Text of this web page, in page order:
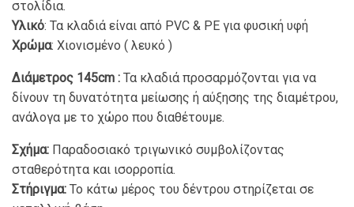
στολίδια.
Υλικό: Τα κλαδιά είναι από PVC & PE για φυσική υφή
Χρώμα: Χιονισμένο ( λευκό )
Διάμετρος 145cm : Τα κλαδιά προσαρμόζονται για να
δίνουν τη δυνατότητα μείωσης ή αύξησης της διαμέτρου,
ανάλογα με το χώρο που διαθέτουμε.
Σχήμα: Παραδοσιακό τριγωνικό συμβολίζοντας
σταθερότητα και ισορροπία.
Στήριγμα: Το κάτω μέρος του δέντρου στηρίζεται σε